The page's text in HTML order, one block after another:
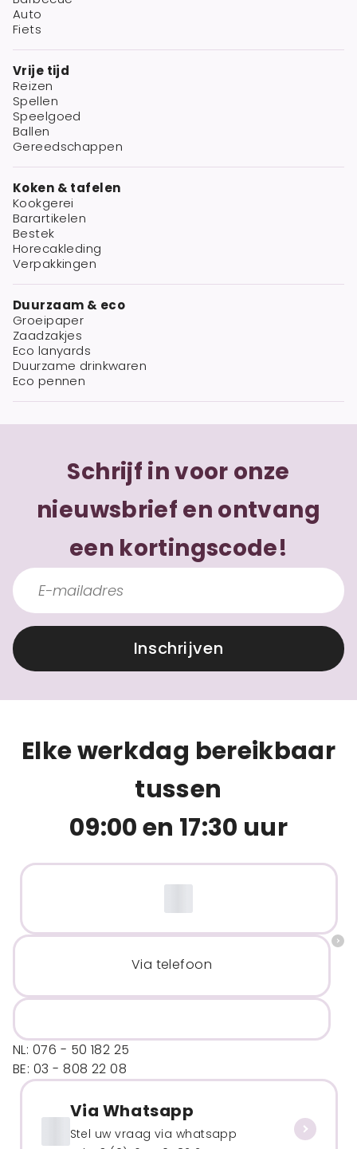
Auto
Fiets
Vrije tijd
Reizen
Spellen
Speelgoed
Ballen
Gereedschappen
Koken & tafelen
Kookgerei
Barartikelen
Bestek
Horecakleding
Verpakkingen
Duurzaam & eco
Groeipaper
Zaadzakjes
Eco lanyards
Duurzame drinkwaren
Eco pennen
Schrijf in voor onze
nieuwsbrief en ontvang
een kortingscode!
Inschrijven
Elke werkdag bereikbaar
tussen
09:00 en 17:30 uur
Via telefoon
NL: 076 - 50 182 25
BE: 03 - 808 22 08
Via Whatsapp
Stel uw vraag via whatsapp